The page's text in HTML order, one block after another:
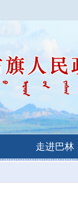
走进巴林